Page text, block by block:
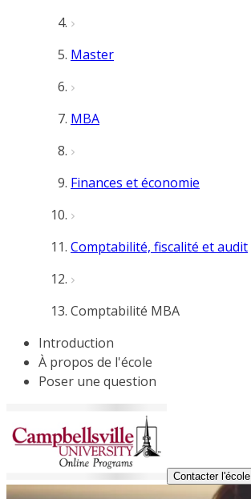
Master
MBA
Finances et économie
Comptabilité, fiscalité et audit
Comptabilité MBA
Introduction
À propos de l'école
Poser une question
Contacter l'école